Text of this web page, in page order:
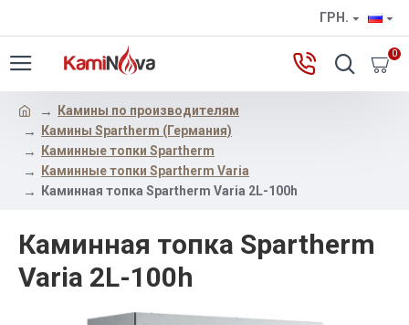
ГРН.
0
Камины по производителям
Камины Spartherm (Германия)
Каминные топки Spartherm
Каминные топки Spartherm Varia
Каминная топка Spartherm Varia 2L-100h
Каминная топка Spartherm
Varia 2L-100h